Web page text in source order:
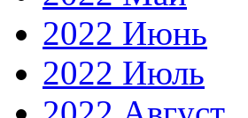
2022 Июнь
2022 Июль